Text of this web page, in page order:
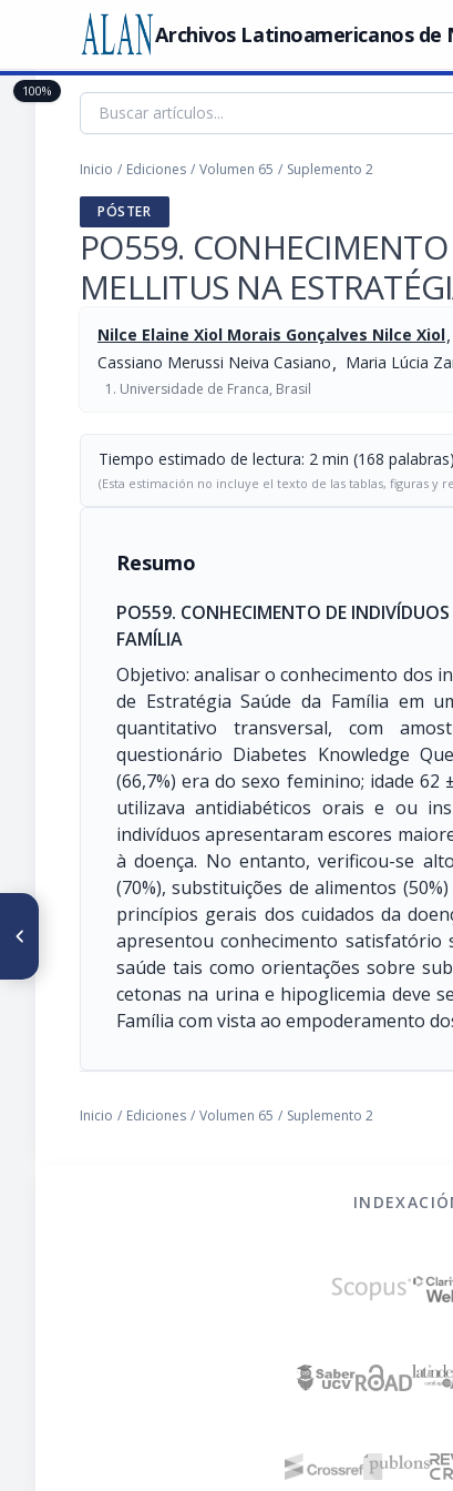
Archivos Latinoamericanos de
Inicio / Ediciones / Volumen 65 / Suplemento 2
PÓSTER
PO559.
MELLITUS NA
Nilce Elaine Xiol Morais Gonçalves Nilce Xiol,
Cassiano Merussi Neiva Casiano, Maria Lúcia
Universidade de Franca, Brasil
Tiempo estimado de lectura: 2 min (168 palabras)
(Esta estimación no incluye el texto de las tablas, figuras y
Resumo
PO559. CONHECIMENTO DE
FAMÍLIA
Objetivo: analisar o conhecimento dos
de Estratégia Saúde da Família em
quantitativo transversal, com
questionário Diabetes Knowledge
(66,7%) era do sexo feminino; idade
utilizava antidiabéticos orais e ou
indivíduos apresentaram escores
à doença. No entanto, verificou-se
(70%), substituições de alimentos
princípios gerais dos cuidados da
apresentou conhecimento satisfatório
saúde tais como orientações sobre
cetonas na urina e hipoglicemia deve
Família com vista ao empoderamento
Inicio / Ediciones / Volumen 65 / Suplemento 2
100%
ARTÍCULO ANTERIOR
PO558. RIESGO DE
DESNUTRICIÓN EN PACIENTES
HEMATOONCOLÓGICOS